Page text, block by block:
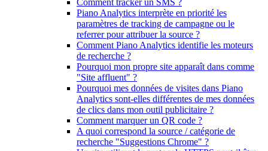
Comment tracker un SMS ?
Piano Analytics interprète en priorité les
paramètres de tracking de campagne ou le
referrer pour attribuer la source ?
Comment Piano Analytics identifie les moteurs
de recherche ?
Pourquoi mon propre site apparaît dans comme
"Site affluent" ?
Pourquoi mes données de visites dans Piano
Analytics sont-elles différentes de mes données
de clics dans mon outil publicitaire ?
Comment marquer un QR code ?
A quoi correspond la source / catégorie de
recherche "Suggestions Chrome" ?